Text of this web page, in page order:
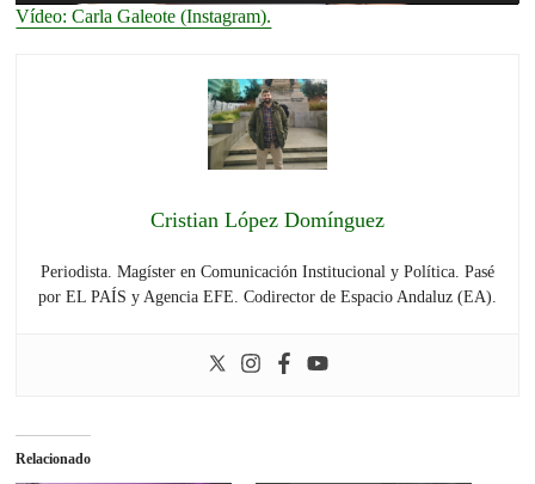
Vídeo: Carla Galeote (Instagram).
Cristian López Domínguez
Periodista. Magíster en Comunicación Institucional y Política. Pasé
por EL PAÍS y Agencia EFE. Codirector de Espacio Andaluz (EA).
Relacionado